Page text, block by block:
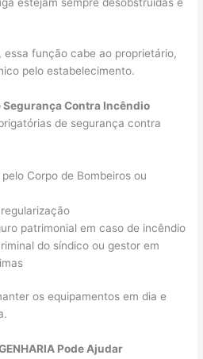
essa função cabe ao proprietário,
pelo estabelecimento.
Segurança Contra Incêndio
de segurança contra
Corpo de Bombeiros ou
patrimonial em caso de incêndio
do síndico ou gestor em
os equipamentos em dia e
Pode Ajudar